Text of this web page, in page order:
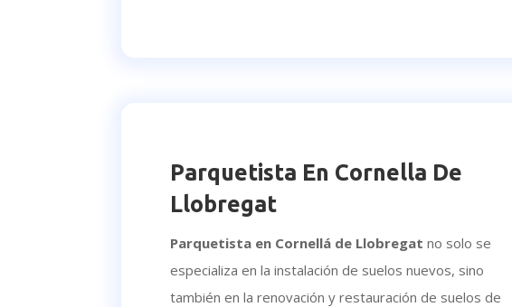
Parquetista En Cornella De
Llobregat
Parquetista en Cornellá de Llobregat no solo se
especializa en la instalación de suelos nuevos, sino
también en la renovación y restauración de suelos de